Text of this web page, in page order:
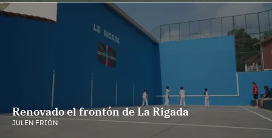
Renovado el frontón de La Rigada
JULEN FRIÓN